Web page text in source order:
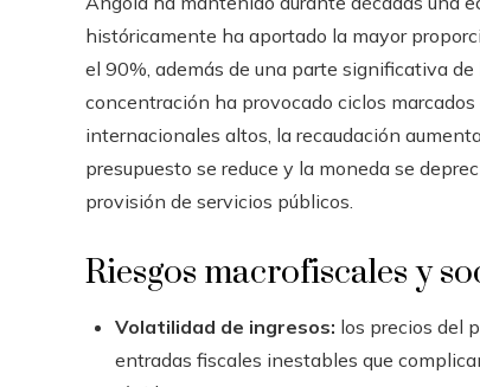
históricamente ha aportado la mayor
el 90%, además de una parte significativa
concentración ha provocado ciclos
internacionales altos, la recaudación
presupuesto se reduce y la moneda se
provisión de servicios públicos.
Riesgos macrofiscales y
Volatilidad de ingresos: los precios del
entradas fiscales inestables que